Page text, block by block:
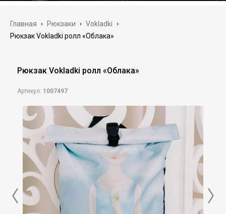
Главная › Рюкзаки › Vokladki ›
Рюкзак Vokladki ролл «Облака»
Рюкзак Vokladki ролл «Облака»
Артикул: 1007497